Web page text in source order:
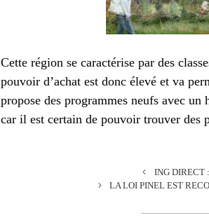
Cette région se caractérise par des
pouvoir d’achat est donc élevé et va
propose des programmes neufs avec
car il est certain de pouvoir trouver des
ING DIRECT
LA LOI PINEL EST